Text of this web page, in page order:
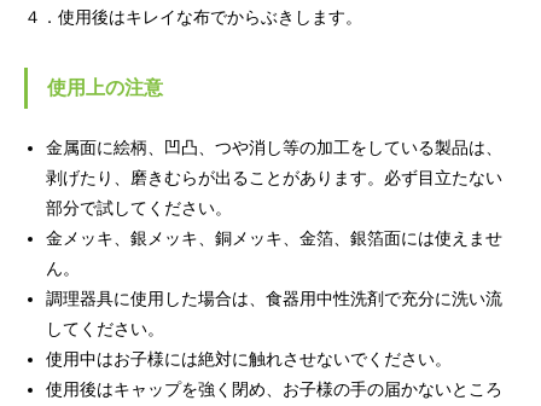
４．使用後はキレイな布でからぶきします。
使用上の注意
金属面に絵柄、凹凸、つや消し等の加工をしている製品は、
剥げたり、磨きむらが出ることがあります。必ず目立たない
部分で試してください。
金メッキ、銀メッキ、銅メッキ、金箔、銀箔面には使えませ
ん。
調理器具に使用した場合は、食器用中性洗剤で充分に洗い流
してください。
使用中はお子様には絶対に触れさせないでください。
使用後はキャップを強く閉め、お子様の手の届かないところ